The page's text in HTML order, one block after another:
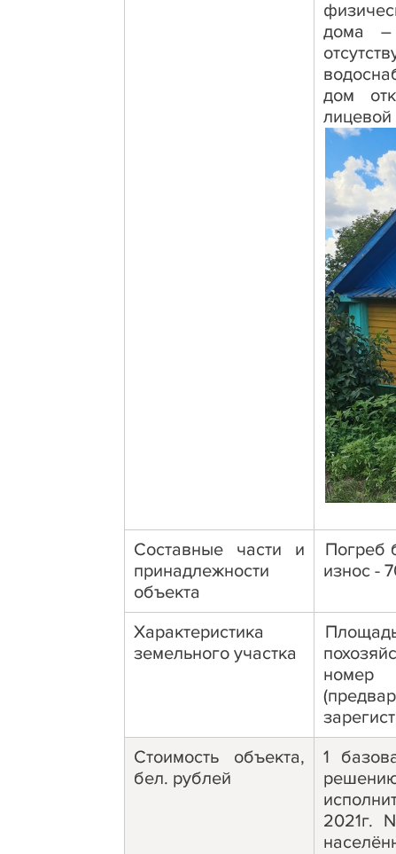
дома –
дом
лицевой
Составные части и
принадлежности
объекта
Погреб
износ -
Характеристика
земельного участка
Стоимость объекта,
бел. рублей
1
2021г.